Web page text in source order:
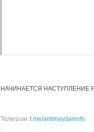
НАЧИНАЕТСЯ НАСТУПЛЕНИЕ
Телеграм: t.me/antimaydaninfo